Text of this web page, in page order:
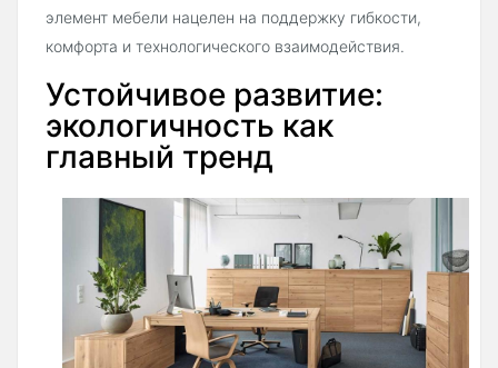
элемент мебели нацелен на поддержку гибкости,
комфорта и технологического взаимодействия.
Устойчивое развитие:
экологичность как
главный тренд